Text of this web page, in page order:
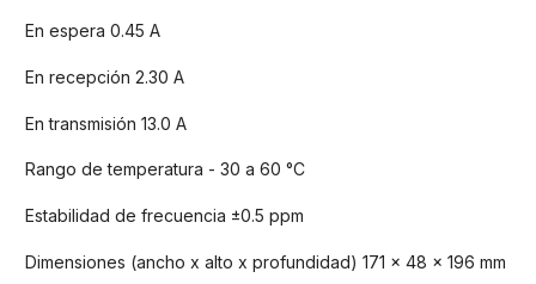
En espera 0.45 A
En recepción 2.30 A
En transmisión 13.0 A
Rango de temperatura - 30 a 60 °C
Estabilidad de frecuencia ±0.5 ppm
Dimensiones (ancho x alto x profundidad) 171 x 48 x 196 mm